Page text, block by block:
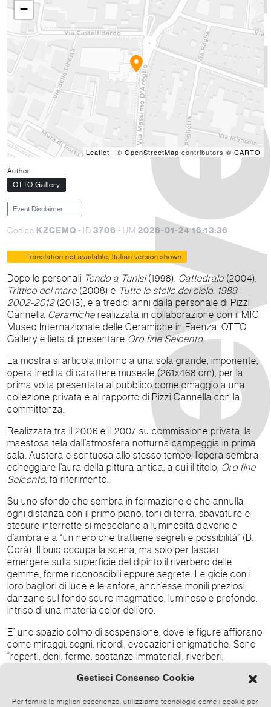
Gestisci Consenso Cookie
Per fornire le migliori esperienze, utilizziamo tecnologie come i cookie per
−
Leaflet | © OpenStreetMap contributors © CARTO
Author
OTTO Gallery
Event Disclaimer
Codice KZCEMQ - ID 3706 - UM 2026-01-24 16:13:36
Translation not available, Italian version shown
Dopo le personali Tondo a Tunisi(1998), Cattedrale(2004),
Trittico del mare (2008) e Tutte le stelle del cielo. 1989-
2002-2012 (2013), e a tredici anni dalla personale di Pizzi
Cannella Ceramiche realizzata in collaborazione con il MIC
Museo Internazionale delle Ceramiche in Faenza, OTTO
Gallery è lieta di presentare Oro fine Seicento.
La mostra si articola intorno a una sola grande, imponente,
opera inedita di carattere museale (261x468 cm), per la
prima volta presentata al pubblico come omaggio a una
collezione privata e al rapporto di Pizzi Cannella con la
committenza.
Realizzata tra il 2006 e il 2007 su commissione privata, la
maestosa tela dall’atmosfera notturna campeggia in prima
sala. Austera e sontuosa allo stesso tempo, l’opera sembra
echeggiare l’aura della pittura antica, a cui il titolo, Oro fine
Seicento, fa riferimento.
Su uno sfondo che sembra in formazione e che annulla
ogni distanza con il primo piano, toni di terra, sbavature e
stesure interrotte si mescolano a luminosità d’avorio e
d’ambra e a “un nero che trattiene segreti e possibilità” (B.
Corà). Il buio occupa la scena, ma solo per lasciar
emergere sulla superficie del dipinto il riverbero delle
gemme, forme riconoscibili eppure segrete. Le gioie con i
loro bagliori di luce e le anfore, anch’esse monili preziosi,
danzano sul fondo scuro magmatico, luminoso e profondo,
intriso di una materia color dell’oro.
E’ uno spazio colmo di sospensione, dove le figure affiorano
come miraggi, sogni, ricordi, evocazioni enigmatiche. Sono
“reperti, doni, forme, sostanze immateriali, riverberi,
“presenze che sfruttano la propria impalpabilità per